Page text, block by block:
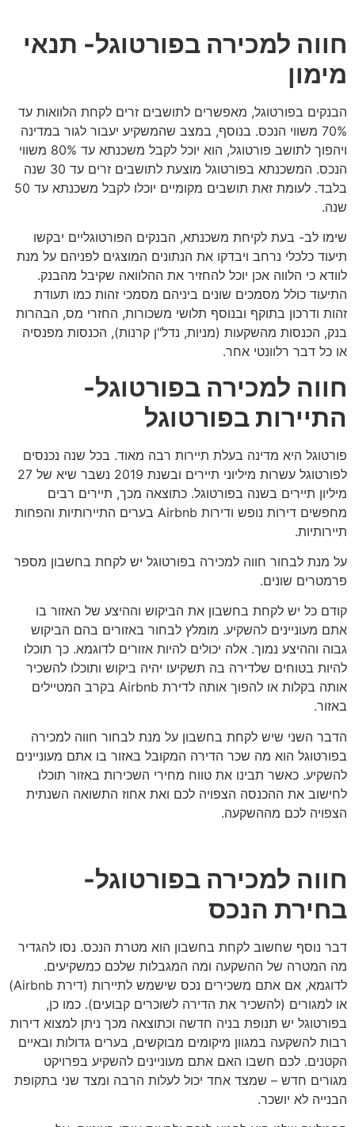
חווה למכירה בפורטוגל- תנאי
מימון
הבנקים בפורטוגל, מאפשרים לתושבים זרים לקחת הלוואות עד
70% משווי הנכס. בנוסף, במצב שהמשקיע יעבור לגור במדינה
ויהפוך לתושב פורטוגל, הוא יוכל לקבל משכנתא עד 80% משווי
הנכס. המשכנתא בפורטוגל מוצעת לתושבים זרים עד 30 שנה
בלבד. לעומת זאת תושבים מקומיים יוכלו לקבל משכנתא עד 50
שנה.
שימו לב- בעת לקיחת משכנתא, הבנקים הפורטוגליים יבקשו
תיעוד כלכלי נרחב ויבדקו את הנתונים המוצגים לפניהם על מנת
לוודא כי הלווה אכן יוכל להחזיר את ההלוואה שקיבל מהבנק.
התיעוד כולל מסמכים שונים ביניהם מסמכי זהות כמו תעודת
זהות ודרכון בתוקף ובנוסף תלושי משכורות, החזרי מס, הבהרות
בנק, הכנסות מהשקעות (מניות, נדל"ן קרנות), הכנסות מפנסיה
או כל דבר רלוונטי אחר.
חווה למכירה בפורטוגל-
התיירות בפורטוגל
פורטוגל היא מדינה בעלת תיירות רבה מאוד. בכל שנה נכנסים
לפורטוגל עשרות מיליוני תיירים ובשנת 2019 נשבר שיא של 27
מיליון תיירים בשנה בפורטוגל. כתוצאה מכך, תיירים רבים
מחפשים דירות נופש ודירות Airbnb בערים התיירותיות והפחות
תיירותיות.
על מנת לבחור חווה למכירה בפורטוגל יש לקחת בחשבון מספר
פרמטרים שונים.
קודם כל יש לקחת בחשבון את הביקוש וההיצע של האזור בו
אתם מעוניינים להשקיע. מומלץ לבחור באזורים בהם הביקוש
גבוה וההיצע נמוך. אלה יכולים להיות אזורים לדוגמא. כך תוכלו
להיות בטוחים שלדירה בה תשקיעו יהיה ביקוש ותוכלו להשכיר
אותה בקלות או להפוך אותה לדירת Airbnb בקרב המטיילים
באזור.
הדבר השני שיש לקחת בחשבון על מנת לבחור חווה למכירה
בפורטוגל הוא מה שכר הדירה המקובל באזור בו אתם מעוניינים
להשקיע. כאשר תבינו את טווח מחירי השכירות באזור תוכלו
לחישוב את ההכנסה הצפויה לכם ואת אחוז התשואה השנתית
הצפויה לכם מההשקעה.
חווה למכירה בפורטוגל-
בחירת הנכס
דבר נוסף שחשוב לקחת בחשבון הוא מטרת הנכס. נסו להגדיר
מה המטרה של ההשקעה ומה המגבלות שלכם כמשקיעים.
לדוגמא, אם אתם משכירים נכס שישמש לתיירות (דירת Airbnb)
או למגורים (להשכיר את הדירה לשוכרים קבועים). כמו כן,
בפורטוגל יש תנופת בניה חדשה וכתוצאה מכך ניתן למצוא דירות
רבות להשקעה במגוון מיקומים מבוקשים, בערים גדולות ובאיים
הקטנים. לכם חשבו האם אתם מעוניינים להשקיע בפרויקט
מגורים חדש – שמצד אחד יכול לעלות הרבה ומצד שני בתקופת
הבנייה לא יושכר.